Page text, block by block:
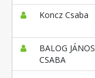
Koncz Csaba
BALOG JÁNOS
CSABA